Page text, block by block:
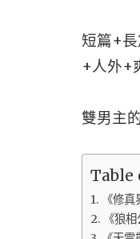
短篇+
+人外+
雙男主
Table
《修
《狼